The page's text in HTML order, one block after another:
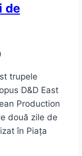
de
trupele
D&D East
Production
două zile de
în Piața